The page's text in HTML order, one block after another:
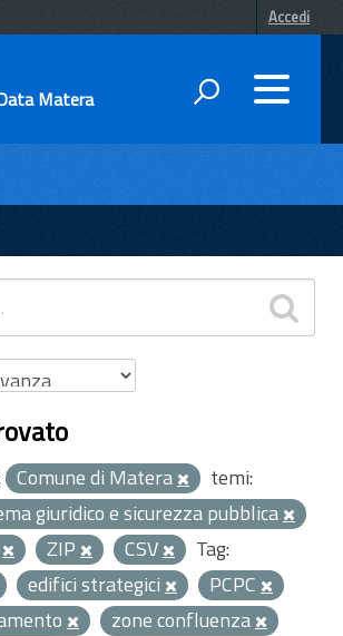
Accedi
Matera
Comune di Matera
temi:
giuridico e sicurezza pubblica
ZIP CSV
Tag:
edifici strategici
PCPC
zone confluenza